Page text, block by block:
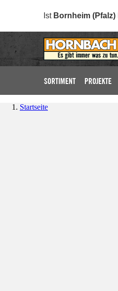
Ist Bornheim (Pfalz)
SORTIMENT PROJEKTE
Startseite